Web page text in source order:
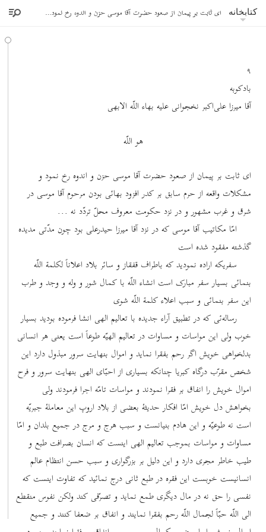
کتابخانه ای ثابت بر پیمان از صعود حضرت آقا موسی حزن و اندوه رخ نمود و مشکلات واقعه از حرم
٩
بادکوبه
آقا میرزا علی‌اکبر نخجوانی علیه بهاء اللّه الابهی
هو اللّه
ای ثابت بر پیمان از صعود حضرت آقا موسی حزن و اندوه رخ نمود و
مشکلات واقعه از حرم سابق بر کدر افزود بهائی بودن مرحوم آقا موسی در
شرق و غرب مشهور و در نزد حکومت معروف محلّ تردّد نه ...
امّا مکاتیب آقا موسی که در نزد آقا میرزا حیدرعلی بود چون مدّتی مدیده
گذشته مفقود شده است
سفریکه اراده نمودید که باطراف قفقاز و سائر بلاد اعلاناً لکلمة اللّه
بنمائی بسیار سفر مبارک است انشاء اللّه با کمال شور و وله و وجد و طرب
این سفر بنمائی و سبب اعلاء کلمة اللّه شوی
رساله‌ئی که در تطبیق آراء جدیده با تعالیم الهی انشا فرموده بودید بسیار
خوب ولی این مواسات و مساوات در تعالیم الهیّه طوعاً است یعنی هر انسانی
بدلخواهی خویش اگر رحم بفقرا نماید و اموال بنهایت سرور مبذول دارد این
شخص مقرّب درگاه کبریا چنانکه بسیاری از احبّای الهی بنهایت سرور و فرح
اموال خویش را انفاق بر فقرا نمودند و مواسات تامّه اجرا فرمودند ولی
بخواهش دل خویش امّا افکار حدیثۀ بعضی از بلاد اروپ این معاملۀ جبریّه
است نه طوعیّه و این هادم بنیانست و سبب هرج و مرج در جمیع بلدان و امّا
مساوات و مواسات بموجب تعالیم الهی اینست که انسان بصرافت طبع و
طیب خاطر مجری دارد و این دلیل بر بزرگواری و سبب حسن انتظام عالم
انسانیست خوبست این فقره در طبع ثانی درج نمائید که تفاوت اینست که
نفسی را حق نه در مال دیگری طمع نماید و تصرّفی کند ولکن نفوس منقطع
الی اللّه حبّاً لجمال اللّه رحم بفقرا نمایند و انفاق بر ضعفا کنند و جمیع